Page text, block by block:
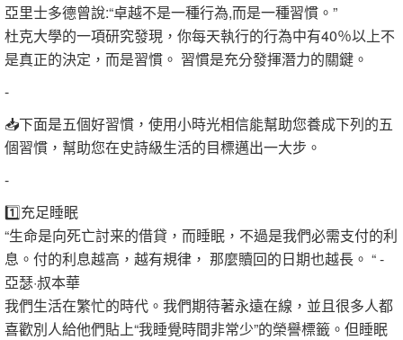
亞里士多德曾說:“卓越不是一種行為,而是一種習慣。”
杜克大學的一項研究發現，你每天執行的行為中有40％以上不
是真正的決定，而是習慣。 習慣是充分發揮潛力的關鍵。
-
📥下面是五個好習慣，使用小時光相信能幫助您養成下列的五
個習慣，幫助您在史詩級生活的目標邁出一大步。
-
1️⃣充足睡眠
“生命是向死亡討来的借貸，而睡眠，不過是我們必需支付的利
息。付的利息越高，越有規律， 那麼贖回的日期也越長。 “ -
亞瑟·叔本華
我們生活在繁忙的時代。我們期待著永遠在線，並且很多人都
喜歡別人給他們貼上“我睡覺時間非常少”的榮譽標籤。但睡眠